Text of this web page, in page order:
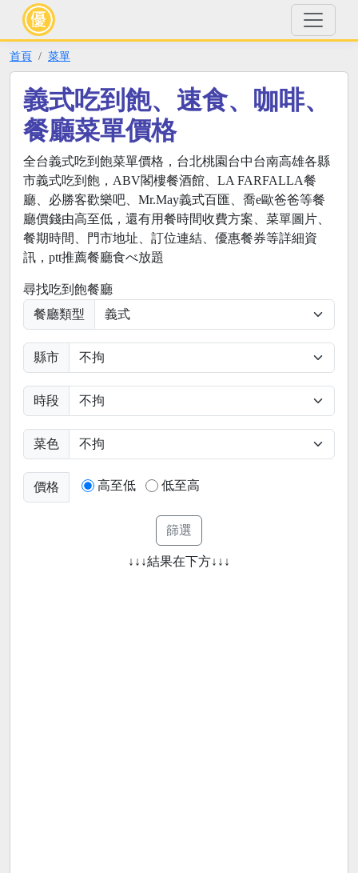
首頁 菜單
義式吃到飽、速食、咖啡、
餐廳菜單價格
全台義式吃到飽菜單價格，台北桃園台中台南高雄各縣
市義式吃到飽，ABV閣樓餐酒館、LA FARFALLA餐
廳、必勝客歡樂吧、Mr.May義式百匯、喬e歐爸爸等餐
廳價錢由高至低，還有用餐時間收費方案、菜單圖片、
餐期時間、門市地址、訂位連結、優惠餐券等詳細資
訊，ptt推薦餐廳食べ放題
尋找吃到飽餐廳
餐廳類型
縣市
時段
菜色
價格 高至低 低至高
↓↓↓結果在下方↓↓↓